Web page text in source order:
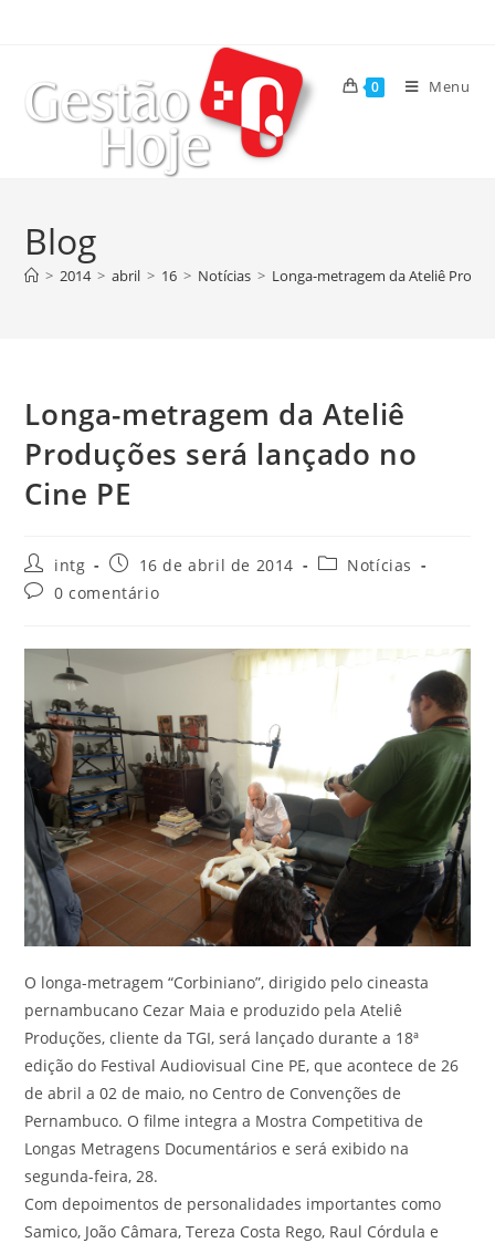
0 Menu
Blog
> 2014 > abril > 16 > Notícias > Longa-metragem da Ateliê
Longa-metragem da Ateliê
Produções será lançado no
Cine PE
intg 16 de abril de 2014
Notícias
0 comentário
O longa-metragem “Corbiniano”, dirigido pelo cineasta
pernambucano Cezar Maia e produzido pela Ateliê
Produções, cliente da TGI, será lançado durante a 18ª
edição do Festival Audiovisual Cine PE, que acontece de 26
de abril a 02 de maio, no Centro de Convenções de
Pernambuco. O filme integra a Mostra Competitiva de
Longas Metragens Documentários e será exibido na
segunda-feira, 28.
Com depoimentos de personalidades importantes como
Samico, João Câmara, Tereza Costa Rego, Raul Córdula e